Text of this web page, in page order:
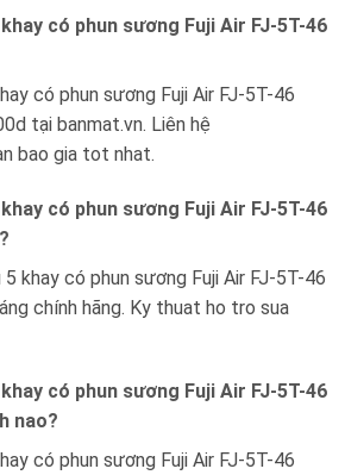
có phun sương Fuji Air FJ-5T-46
có phun sương Fuji Air FJ-5T-46
tại banmat.vn. Liên hệ
bao gia tot nhat.
có phun sương Fuji Air FJ-5T-46
khay có phun sương Fuji Air FJ-5T-46
chính hãng. Ky thuat ho tro sua
có phun sương Fuji Air FJ-5T-46
nao?
có phun sương Fuji Air FJ-5T-46